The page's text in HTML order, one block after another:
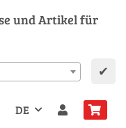
und Artikel für
✔
DE